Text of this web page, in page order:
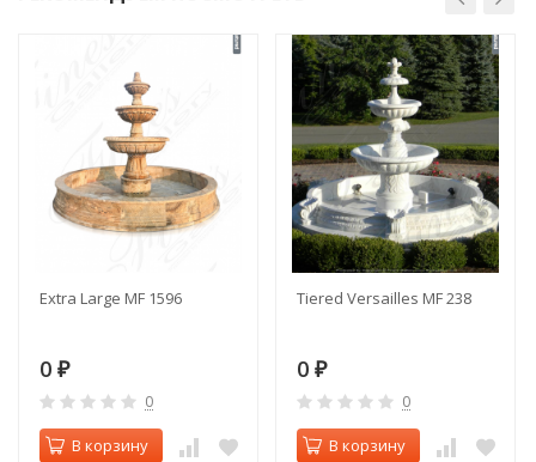
Extra Large MF 1596
0 ₽
0
В корзину
Tiered Versailles MF 238
0 ₽
0
В корзину